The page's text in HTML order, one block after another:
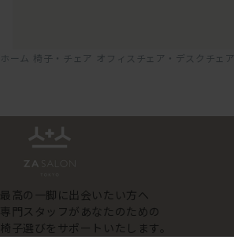
ホーム 椅子・チェア オフィスチェア・デスクチェア
最高の一脚に出会いたい方へ
専門スタッフがあなたのための
椅子選びをサポートいたします。